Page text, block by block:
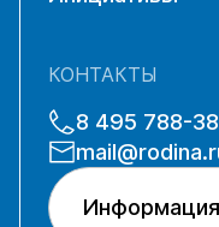
КОНТАКТЫ
8 495 788-